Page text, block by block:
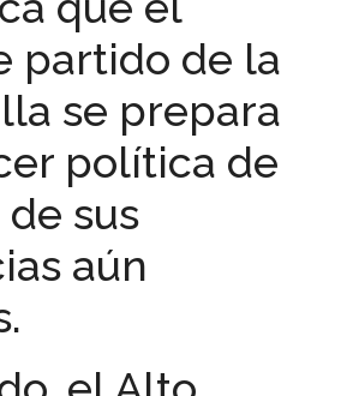
partido de la
se prepara
política de
sus
aún